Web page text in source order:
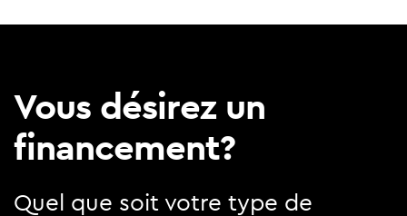
Vous désirez un
financement?
Quel que soit votre type de